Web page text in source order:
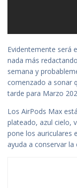
Evidentemente será
nada más
semana y
comenzado a sonar
tarde para Marzo
Los AirPods Max
plateado, azul cielo,
pone los auriculares
ayuda a conservar la